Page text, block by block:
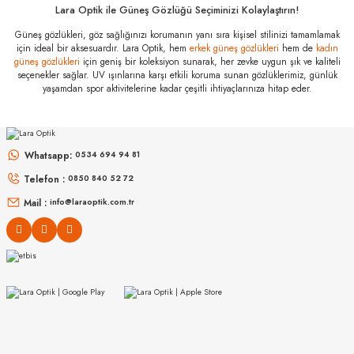
:
Slastik
Stok Kodu
: Leila C027 51
Lool Hangar 470 DBBL 47
SLASTIK
Leila C024 51
SLASTIK
Jabba C006 55
SLASTIK
SLASTIK
Lara Optik ile Güneş Gözlüğü Seçiminizi Kolaylaştırın!
Güneş gözlükleri, göz sağlığınızı korumanın yanı sıra kişisel stilinizi tamamlamak
için ideal bir aksesuardır. Lara Optik, hem erkek güneş gözlükleri hem de kadın
güneş gözlükleri için geniş bir koleksiyon sunarak, her zevke uygun şık ve kaliteli
seçenekler sağlar. UV ışınlarına karşı etkili koruma sunan gözlüklerimiz, günlük
yaşamdan spor aktivitelerine kadar çeşitli ihtiyaçlarınıza hitap eder.
Whatsapp: 0534 694 94 81
Telefon : 0850 840 52 72
Mail : info@laraoptik.com.tr